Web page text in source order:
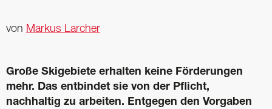
von Markus Larcher
Große Skigebiete erhalten keine Förderungen
mehr. Das entbindet sie von der Pflicht,
nachhaltig zu arbeiten. Entgegen den Vorgaben